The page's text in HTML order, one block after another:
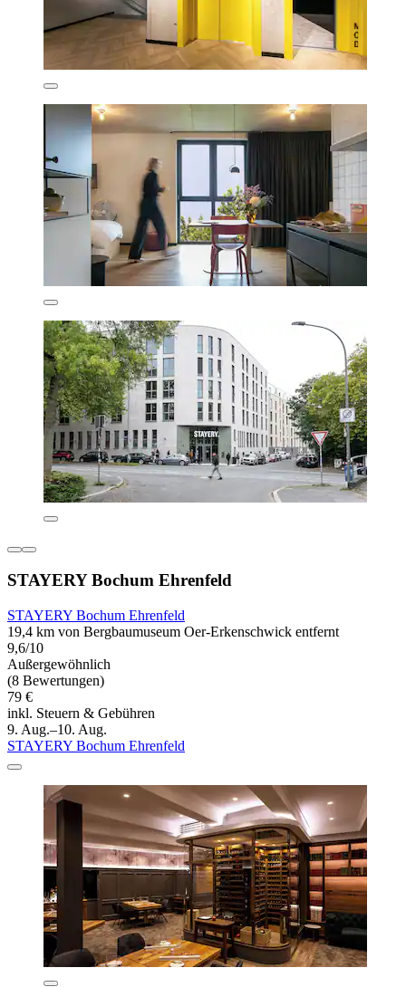
STAYERY Bochum Ehrenfeld
STAYERY Bochum Ehrenfeld
19,4 km von Bergbaumuseum Oer-Erkenschwick entfernt
9,6/10
Außergewöhnlich
(8 Bewertungen)
79 €
inkl. Steuern & Gebühren
9. Aug.–10. Aug.
STAYERY Bochum Ehrenfeld